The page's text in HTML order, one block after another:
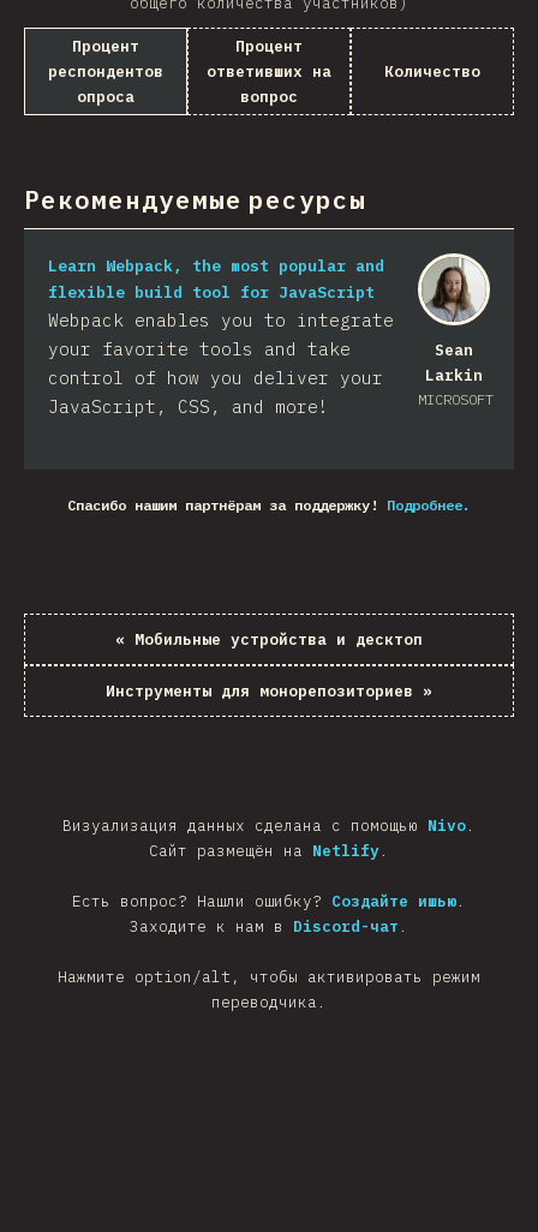
Процент
респондентов
опроса
Процент
ответивших на
вопрос
Количество
Рекомендуемые ресурсы
Sean
Larkin
MICROSOFT
Learn Webpack, the most popular and
flexible build tool for JavaScript
Webpack enables you to integrate
your favorite tools and take
control of how you deliver your
JavaScript, CSS, and more!​
Спасибо нашим партнёрам за поддержку! Подробнее.
« Мобильные устройства и десктоп
Инструменты для монорепозиториев »
Визуализация данных сделана с помощью Nivo.
Сайт размещён на Netlify.
Есть вопрос? Нашли ошибку? Создайте ишью.
Заходите к нам в Discord-чат .
Нажмите option/alt, чтобы активировать режим
переводчика.